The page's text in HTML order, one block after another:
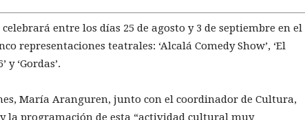
entre los días 25 de agosto y 3 de septiembre en el
representaciones teatrales: ‘Alcalá Comedy Show’, ‘El
y ‘Gordas’.
María Aranguren, junto con el coordinador de Cultura,
la programación de esta “actividad cultural muy